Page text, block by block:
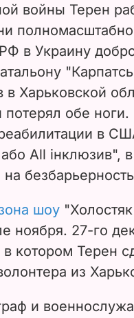
войны Терен
в Украину
в Харьковской
обе
в
або All інклюзив",
шоу
ноября. 27-го
котором Терен
из
и